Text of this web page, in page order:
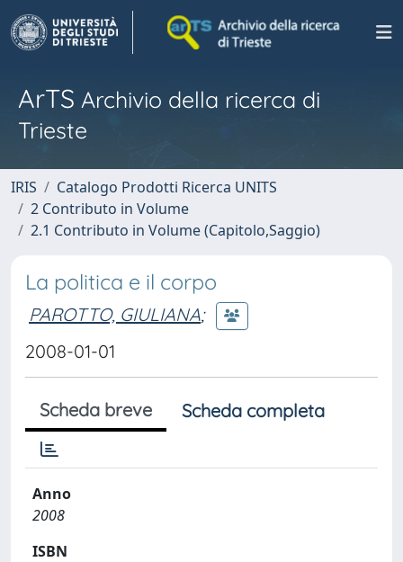
ArTS Archivio della ricerca di
Trieste
IRIS
Catalogo Prodotti Ricerca UNITS
2 Contributo in Volume
2.1 Contributo in Volume (Capitolo,Saggio)
La politica e il corpo
PAROTTO, GIULIANA;
2008-01-01
Scheda breve Scheda completa
Anno
2008
ISBN